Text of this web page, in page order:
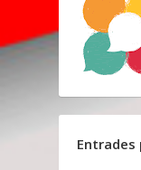
Entrades